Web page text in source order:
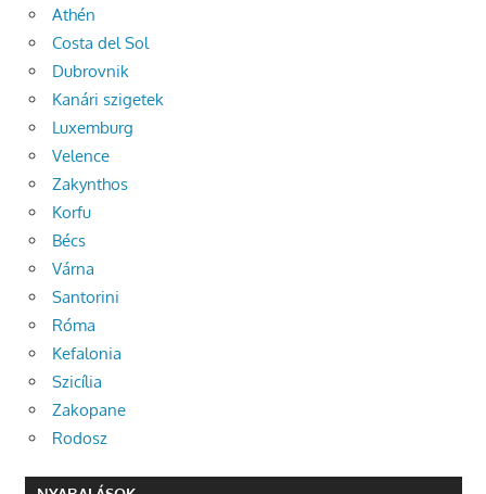
Athén
Costa del Sol
Dubrovnik
Kanári szigetek
Luxemburg
Velence
Zakynthos
Korfu
Bécs
Várna
Santorini
Róma
Kefalonia
Szicília
Zakopane
Rodosz